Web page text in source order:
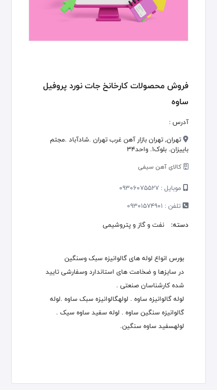
فروش محصولات کارخانخ جات نورد پروفیل
ساوه
آدرس :
تهران, تهران بازار آهن غرب تهران .شادآباد .مجتم
باییزان. بلوک1. واحد34
کالای آهن سیفی
موبایل : 09306075527
تلفن : 09301574901
دسته:
نفت و گاز و پتروشیمی
بورس انواع لوله های گالوانیزه سبک وسنگین
در سایزها و ضخامت های استاندارد وسفارشی تایید
شده کارشناسان صنعتی .
لوله گالوانیزه ساوه . لولهگالوانیزه سبک ساوه .لوله
گالوانیزه سنگین ساوه . لوله سفید ساوه سیک .
لولهسفید ساوه سنگین.